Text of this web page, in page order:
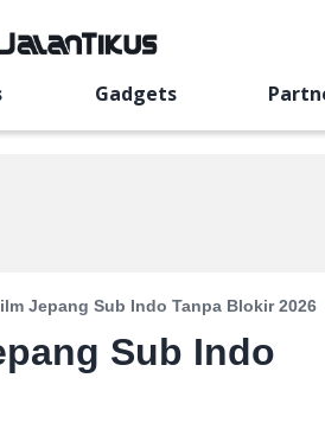
Gadgets
Jepang Sub Indo Tanpa Blokir 2026
Sub Indo